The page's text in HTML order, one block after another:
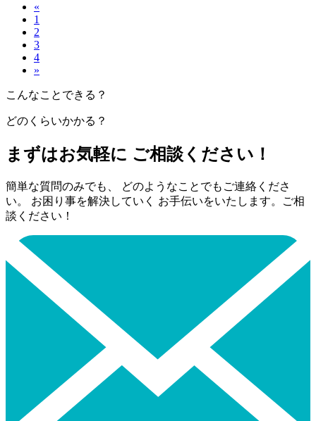
«
1
2
3
4
»
こんなことできる？
どのくらいかかる？
まずはお気軽に ご相談ください！
簡単な質問のみでも、 どのようなことでもご連絡くださ
い。 お困り事を解決していく お手伝いをいたします。ご相
談ください！